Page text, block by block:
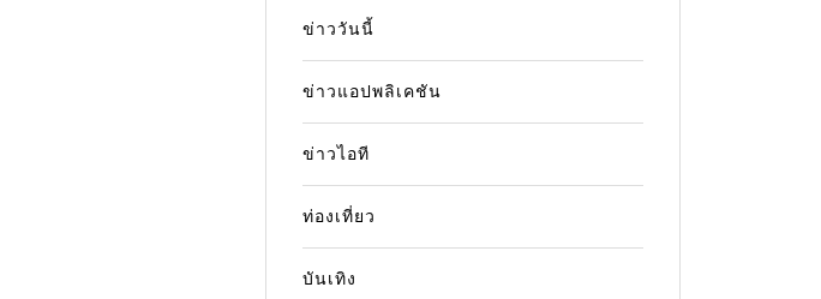
ข่าววันนี้
ข่าวแอปพลิเคชัน
ข่าวไอที
ท่องเที่ยว
บันเทิง